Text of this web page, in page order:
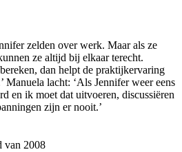
zelden over werk. Maar als ze
ze altijd bij elkaar terecht.
dan helpt de praktijkervaring
Manuela lacht: ‘Als Jennifer weer eens
en ik moet dat uitvoeren, discussiëren
zijn er nooit.’
van 2008